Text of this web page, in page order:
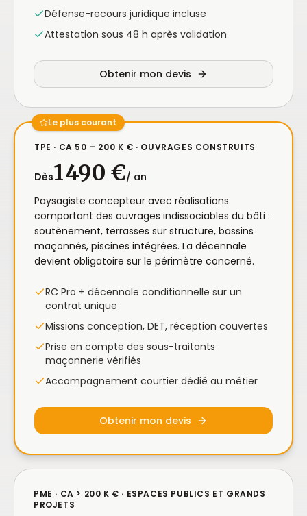
Défense-recours juridique incluse
Attestation sous 48 h après validation
Obtenir mon devis
Le plus courant
TPE · CA 50 – 200 K € · OUVRAGES CONSTRUITS
Dès1 490 €/ an
Paysagiste concepteur avec réalisations
comportant des ouvrages indissociables du bâti :
soutènement, terrasses sur structure, bassins
maçonnés, piscines intégrées. La décennale
devient obligatoire sur le périmètre concerné.
RC Pro + décennale conditionnelle sur un
contrat unique
Missions conception, DET, réception couvertes
Prise en compte des sous-traitants
maçonnerie vérifiés
Accompagnement courtier dédié au métier
Obtenir mon devis
PME · CA > 200 K € · ESPACES PUBLICS ET GRANDS
PROJETS